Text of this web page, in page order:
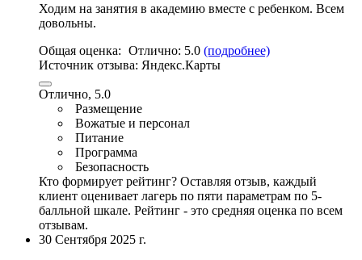
Ходим на занятия в академию вместе с ребенком. Всем
довольны.
Общая оценка: Отлично: 5.0 (подробнее)
Источник отзыва: Яндекс.Карты
Отлично, 5.0
Размещение
Вожатые и персонал
Питание
Программа
Безопасность
Кто формирует рейтинг? Оставляя отзыв, каждый
клиент оценивает лагерь по пяти параметрам по 5-
балльной шкале. Рейтинг - это средняя оценка по всем
отзывам.
30 Сентября 2025 г.